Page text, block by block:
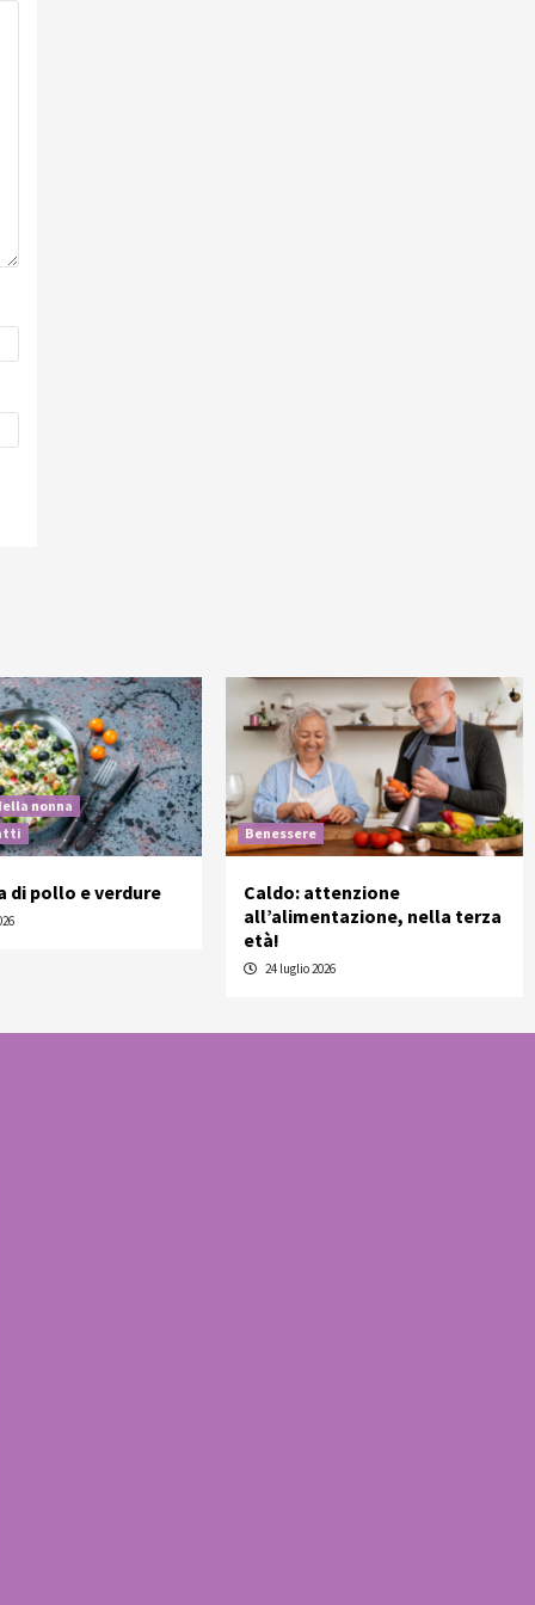
nonna
di pollo e verdure
Benessere
Caldo: attenzione
all’alimentazione, nella terza
età!
24 luglio 2026